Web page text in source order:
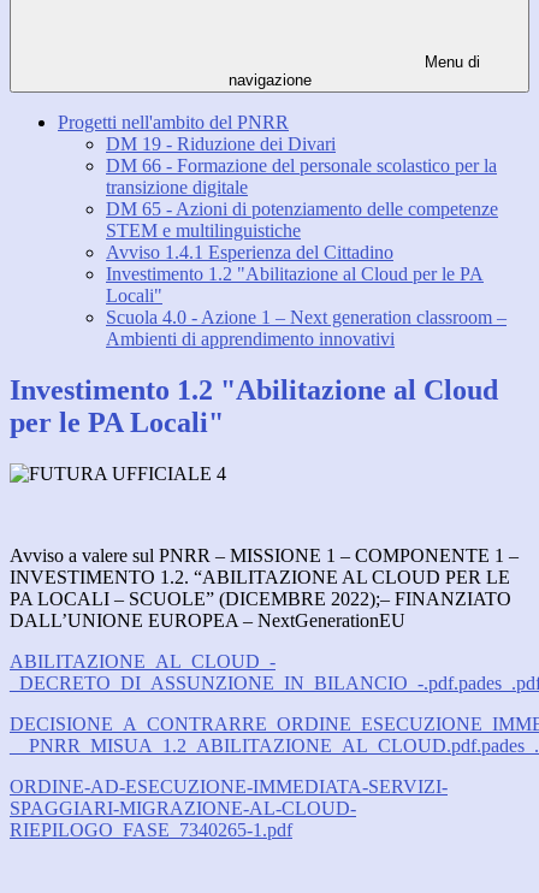
Menu di
navigazione
Progetti nell'ambito del PNRR
DM 19 - Riduzione dei Divari
DM 66 - Formazione del personale scolastico per la
transizione digitale
DM 65 - Azioni di potenziamento delle competenze
STEM e multilinguistiche
Avviso 1.4.1 Esperienza del Cittadino
Investimento 1.2 "Abilitazione al Cloud per le PA
Locali"
Scuola 4.0 - Azione 1 – Next generation classroom –
Ambienti di apprendimento innovativi
Investimento 1.2 "Abilitazione al Cloud
per le PA Locali"
Avviso a valere sul PNRR – MISSIONE 1 – COMPONENTE 1 –
INVESTIMENTO 1.2. “ABILITAZIONE AL CLOUD PER LE
PA LOCALI – SCUOLE” (DICEMBRE 2022);– FINANZIATO
DALL’UNIONE EUROPEA – NextGenerationEU
ABILITAZIONE_AL_CLOUD_-
_DECRETO_DI_ASSUNZIONE_IN_BILANCIO_-
ORDINE-AD-ESECUZIONE-IMMEDIATA-SERVIZI-
SPAGGIARI-MIGRAZIONE-AL-CLOUD-
RIEPILOGO_FASE_7340265-1.pdf